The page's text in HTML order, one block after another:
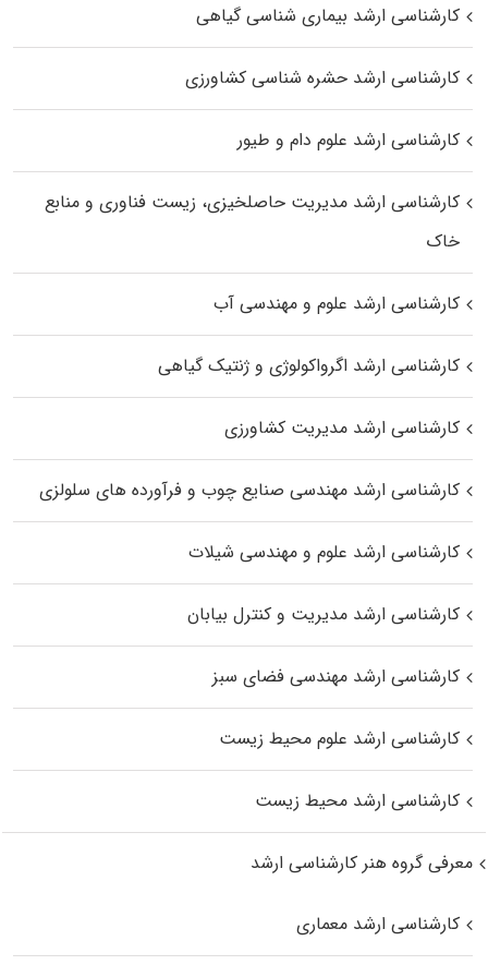
کارشناسی ارشد بیماری‌ شناسی گیاهی
کارشناسی ارشد حشره‌ شناسی کشاورزی
کارشناسی ارشد علوم دام و طیور
کارشناسی ارشد مدیریت حاصلخیزی، زیست فناوری و منابع
خاک
کارشناسی ارشد علوم و مهندسی آب
کارشناسی ارشد اگرواکولوژی و ژنتیک گیاهی
کارشناسی ارشد مدیریت کشاورزی
کارشناسی ارشد مهندسی صنایع چوب و فرآورده‌ های سلولزی
کارشناسی ارشد علوم و مهندسی شیلات
کارشناسی ارشد مدیریت و کنترل بیابان
کارشناسی ارشد مهندسی فضای سبز
کارشناسی ارشد علوم محیط‌ زیست
کارشناسی ارشد محیط زیست
معرفی گروه هنر کارشناسی ارشد
کارشناسی ارشد معماری